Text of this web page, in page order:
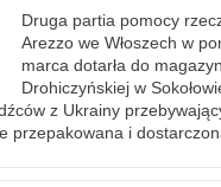
Druga partia pomocy
Arezzo we Włoszech w
marca dotarła do
Drohiczyńskiej w
z Ukrainy
przepakowana i